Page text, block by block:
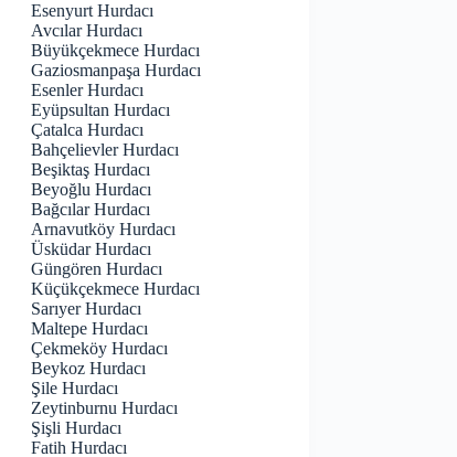
Esenyurt Hurdacı
Avcılar Hurdacı
Büyükçekmece Hurdacı
Gaziosmanpaşa Hurdacı
Esenler Hurdacı
Eyüpsultan Hurdacı
Çatalca Hurdacı
Bahçelievler Hurdacı
Beşiktaş Hurdacı
Beyoğlu Hurdacı
Bağcılar Hurdacı
Arnavutköy Hurdacı
Üsküdar Hurdacı
Güngören Hurdacı
Küçükçekmece Hurdacı
Sarıyer Hurdacı
Maltepe Hurdacı
Çekmeköy Hurdacı
Beykoz Hurdacı
Şile Hurdacı
Zeytinburnu Hurdacı
Şişli Hurdacı
Fatih Hurdacı